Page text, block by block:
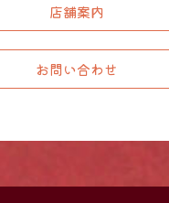
店舗案内
お問い合わせ